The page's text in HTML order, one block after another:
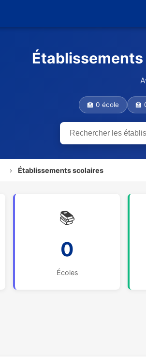
🏫 0 école 🏫
› Établissements scolaires
📚
0
Écoles